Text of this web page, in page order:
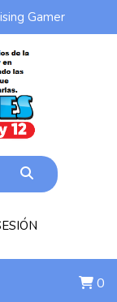
Gamer
0